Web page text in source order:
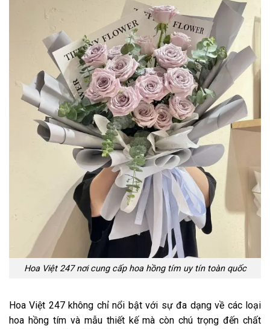
Hoa Việt 247 nơi cung cấp hoa hồng tím uy tín toàn quốc
Hoa Việt 247 không chỉ nổi bật với sự đa dạng về các loại
hoa hồng tímvà mẫu thiết kế mà còn chú trọng đến chất